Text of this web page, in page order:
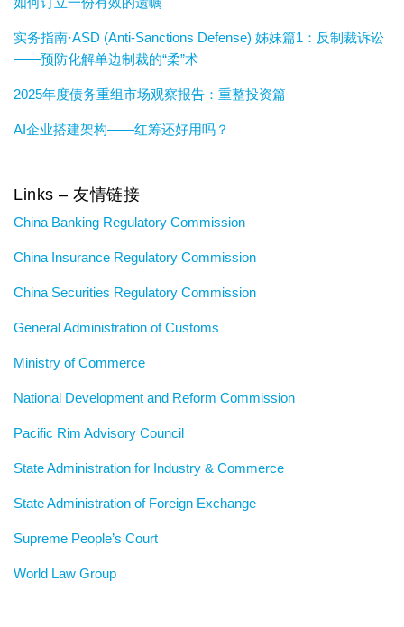
实务指南·ASD (Anti-Sanctions Defense) 姊妹篇1：反制裁诉讼
——预防化解单边制裁的“柔”术
2025年度债务重组市场观察报告：重整投资篇
AI企业搭建架构——红筹还好用吗？
Links – 友情链接
China Banking Regulatory Commission
China Insurance Regulatory Commission
China Securities Regulatory Commission
General Administration of Customs
Ministry of Commerce
National Development and Reform Commission
Pacific Rim Advisory Council
State Administration for Industry & Commerce
State Administration of Foreign Exchange
Supreme People’s Court
World Law Group